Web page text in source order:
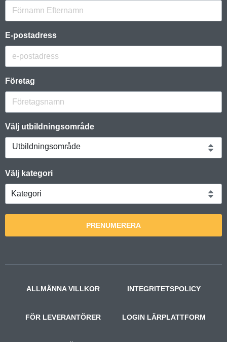
E-postadress
Företag
Välj utbildningsområde
Utbildningsområde
Välj kategori
PRENUMERERA
ALLMÄNNA VILLKOR INTEGRITETSPOLICY
FÖR LEVERANTÖRER LOGIN LÄRPLATTFORM